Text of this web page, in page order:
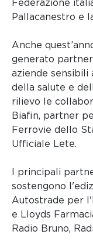
Federazione
Pallacanestro e
Anche
generato
aziende
della salute e
rilievo le
Biafin, partner
Ferrovie dello
Ufficiale Lete.
I principali
sostengono
Autostrade per
e Lloyds
Radio Bruno,